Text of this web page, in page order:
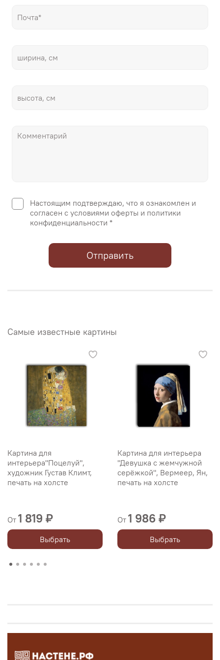
Настоящим подтверждаю, что я ознакомлен и
согласен с условиями оферты и политики
конфиденциальности *
Отправить
Самые известные картины
Картина для
интерьера"Поцелуй",
художник Густав Климт,
печать на холсте
От 1 819 ₽
Выбрать
Картина для интерьера
"Девушка с жемчужной
серёжкой", Вермеер, Ян,
печать на холсте
От 1 986 ₽
Выбрать